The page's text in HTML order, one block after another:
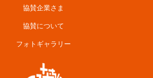
協賛企業さま
協賛について
フォトギャラリー